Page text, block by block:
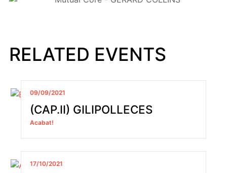
RELATED EVENTS
09/09/2021
(CAP.II) GILIPOLLECES
Acabat!
17/10/2021